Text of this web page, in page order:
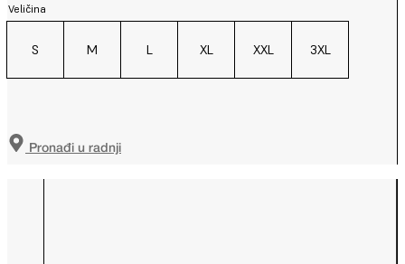
Veličina
S M L XL XXL 3XL
Pronađi u radnji